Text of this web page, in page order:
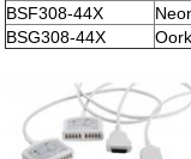
BSF308-44X
BSG308-44X